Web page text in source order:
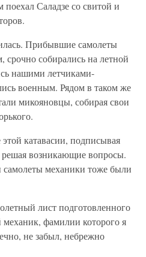
Саладзе со свитой и
Прибывшие самолеты
срочно собирались на летной
нашими летчиками-
военным. Рядом в таком же
микояновцы, собирая свои
катавасии, подписывая
возникающие вопросы.
самолеты механики тоже были
лист подготовленного
фамилии которого я
не забыл, небрежно